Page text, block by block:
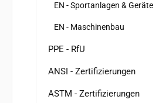
EN - Sportanlagen & Geräte
EN - Maschinenbau
PPE - RfU
ANSI - Zertifizierungen
ASTM - Zertifizierungen